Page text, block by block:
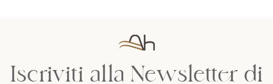
Iscriviti alla Newsletter di